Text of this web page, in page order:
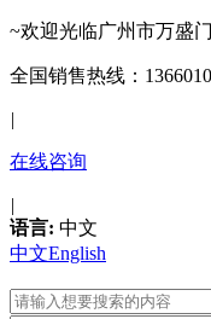
~欢迎光临广州市万盛
全国销售热线：
|
在线咨询
|
语言: 中文
中文English